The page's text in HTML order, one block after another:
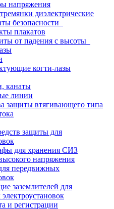
напряжения
диэлектрические
безопасности
плакатов
от падения с высоты
когти-лазы
канаты
линии
защиты втягивающего типа
защиты для
для хранения СИЗ
напряжения
передвижных
заземлителей для
и регистрации